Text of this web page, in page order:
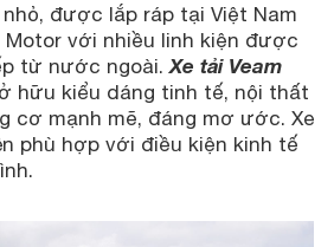
được lắp ráp tại Việt Nam
Motor với nhiều linh kiện được
từ nước ngoài. Xe tải Veam
hữu kiểu dáng tinh tế, nội thất
cơ mạnh mẽ, đáng mơ ước. Xe
phù hợp với điều kiện kinh tế